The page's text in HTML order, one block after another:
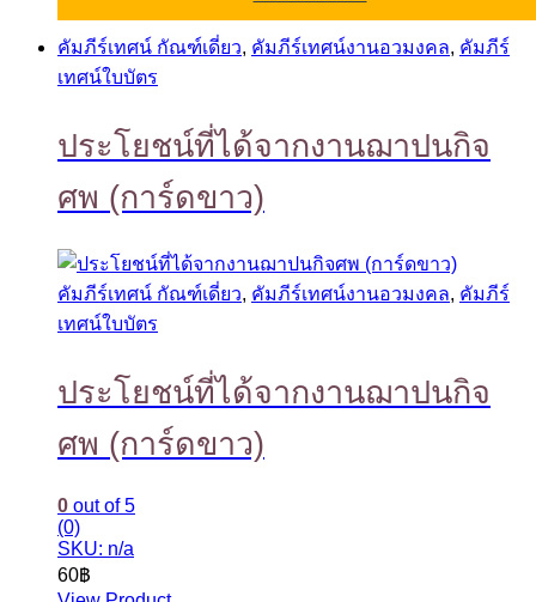
คัมภีร์เทศน์ กัณฑ์เดี่ยว, คัมภีร์เทศน์งานอวมงคล, คัมภีร์
เทศน์ใบบัตร
ประโยชน์ที่ได้จากงานฌาปนกิจ
ศพ (การ์ดขาว)
คัมภีร์เทศน์ กัณฑ์เดี่ยว, คัมภีร์เทศน์งานอวมงคล, คัมภีร์
เทศน์ใบบัตร
ประโยชน์ที่ได้จากงานฌาปนกิจ
ศพ (การ์ดขาว)
0 out of 5
(0)
SKU: n/a
60฿